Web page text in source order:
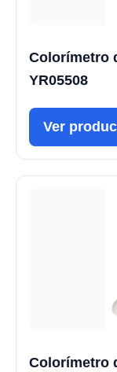
Colorímetro
YR05508
Ver
Colorímetro